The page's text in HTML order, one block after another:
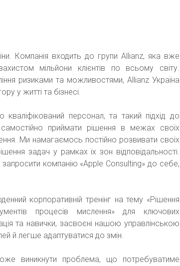
Компанія входить до групи Allianz, яка вже
мільйони клієнтів по всьому світу.
ризиками та можливостями, Allianz Україна
у житті та бізнесі.
персонал, та такий підхід до
приймати рішення в межах своїх
Ми намагаємось постійно розвивати своїх
задач у рамках їх зон відповідальності.
компанію «Apple Consulting» до себе,
корпоративній тренінг на тему «Рішення
процесів мислення» для ключових
та навички, засвоєні нашою управлінською
й легше адаптуватися до змін.
виникнути проблема, що потребуватиме